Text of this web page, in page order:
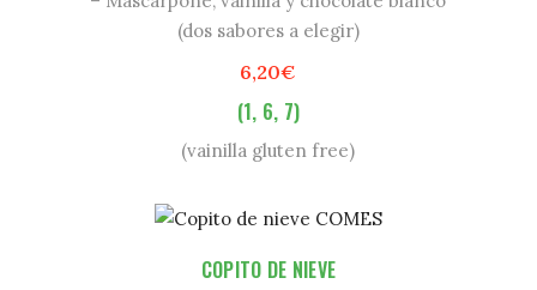
(dos sabores a elegir)
6,20€
(1, 6, 7)
(vainilla gluten free)
COPITO DE NIEVE